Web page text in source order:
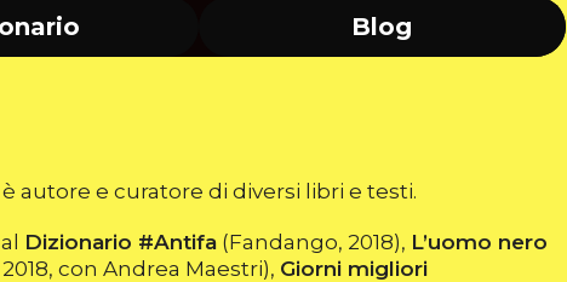
Blog
è autore e curatore di diversi libri e testi.
Dizionario #Antifa (Fandango, 2018), L’uomo nero
con Andrea Maestri), Giorni migliori